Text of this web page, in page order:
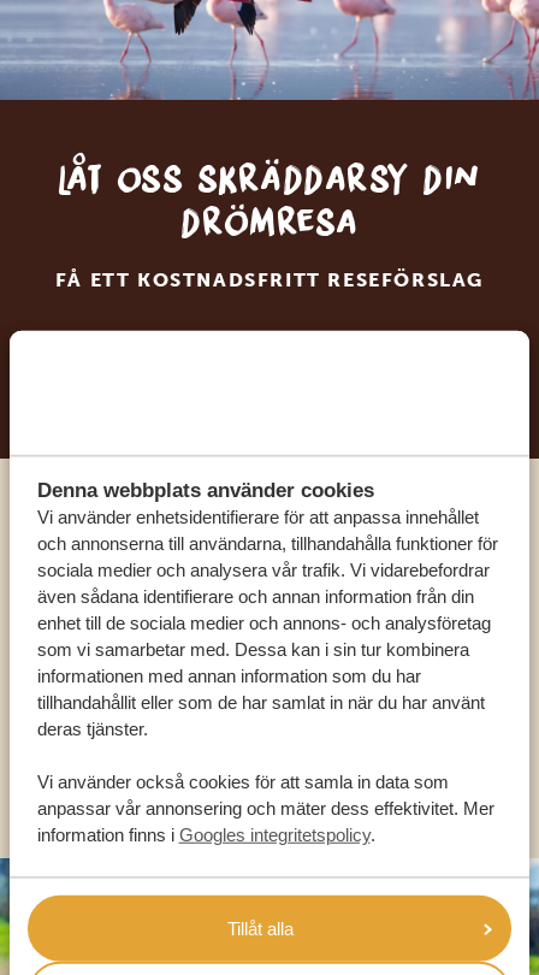
Denna webbplats använder cookies
Vi använder enhetsidentifierare för att anpassa innehållet
och annonserna till användarna, tillhandahålla funktioner för
sociala medier och analysera vår trafik. Vi vidarebefordrar
även sådana identifierare och annan information från din
enhet till de sociala medier och annons- och analysföretag
som vi samarbetar med. Dessa kan i sin tur kombinera
informationen med annan information som du har
tillhandahållit eller som de har samlat in när du har använt
deras tjänster.
Vi använder också cookies för att samla in data som
anpassar vår annonsering och mäter dess effektivitet. Mer
information finns i Googles integritetspolicy.
Tillåt alla
Låt oss skräddarsy din
drömresa
FÅ ETT KOSTNADSFRITT RESEFÖRSLAG
Ring en av våra experter
VÅRA SPECIALISTER FINNS HÄR FÖR ATT
HJÄLPA DIG
SV:+31 174 788 101
OLIKA LÄNDER